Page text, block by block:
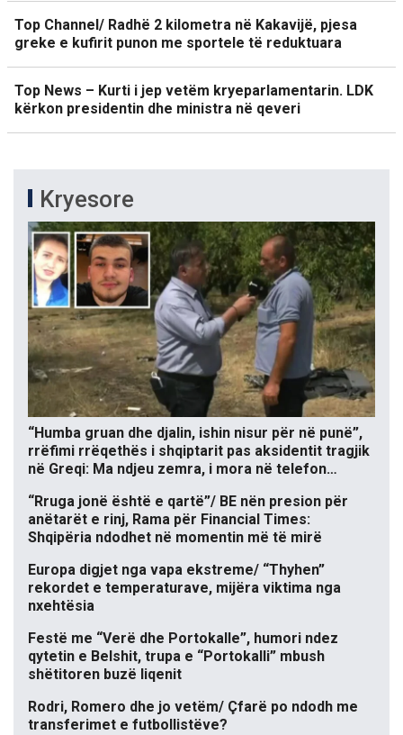
Top Channel/ Radhë 2 kilometra në Kakavijë, pjesa
greke e kufirit punon me sportele të reduktuara
Top News – Kurti i jep vetëm kryeparlamentarin. LDK
kërkon presidentin dhe ministra në qeveri
Kryesore
“Humba gruan dhe djalin, ishin nisur për në punë”,
rrëfimi rrëqethës i shqiptarit pas aksidentit tragjik
në Greqi: Ma ndjeu zemra, i mora në telefon…
“Rruga jonë është e qartë”/ BE nën presion për
anëtarët e rinj, Rama për Financial Times:
Shqipëria ndodhet në momentin më të mirë
Europa digjet nga vapa ekstreme/ “Thyhen”
rekordet e temperaturave, mijëra viktima nga
nxehtësia
Festë me “Verë dhe Portokalle”, humori ndez
qytetin e Belshit, trupa e “Portokalli” mbush
shëtitoren buzë liqenit
Rodri, Romero dhe jo vetëm/ Çfarë po ndodh me
transferimet e futbollistëve?